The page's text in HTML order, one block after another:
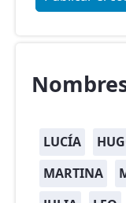
LUCÍA
MARTINA